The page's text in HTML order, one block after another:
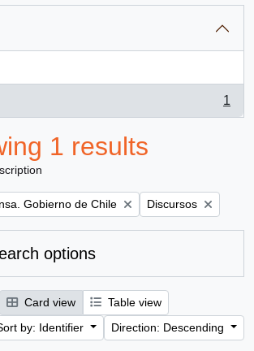
1
1 results
Gobierno de Chile Remove filter:
Discursos
options
Card view
Table view
by: Identifier
Direction: Descending